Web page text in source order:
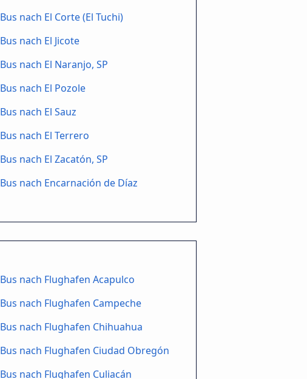
Bus nach El Corte (El Tuchi)
Bus nach El Jicote
Bus nach El Naranjo, SP
Bus nach El Pozole
Bus nach El Sauz
Bus nach El Terrero
Bus nach El Zacatón, SP
Bus nach Encarnación de Díaz
Bus nach Flughafen Acapulco
Bus nach Flughafen Campeche
Bus nach Flughafen Chihuahua
Bus nach Flughafen Ciudad Obregón
Bus nach Flughafen Culiacán